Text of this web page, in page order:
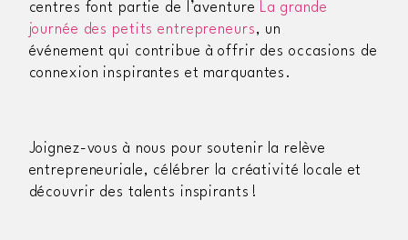
centres font partie de l’aventure La grande
journée des petits entrepreneurs, un
événement qui contribue àoffrir des occasions de
connexion inspirantes et marquantes.
Joignez-vous à nous pour soutenir la relève
entrepreneuriale, célébrer la créativité locale et
découvrir des talents inspirants !